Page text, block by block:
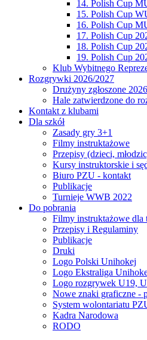
14. Polish Cup
15. Polish Cup
16. Polish Cup
17. Polish Cup
18. Polish Cup
19. Polish Cup
Klub Wybitnego
Rozgrywki 2026/2027
Drużyny zgłoszone
Hale zatwierdzone do
Kontakt z klubami
Dla szkół
Zasady gry 3+1
Filmy instruktażowe
Przepisy (dzieci,
Kursy instruktorskie i
Biuro PZU - kontakt
Publikacje
Turnieje WWB 2022
Do pobrania
Filmy instruktażowe dla
Przepisy i Regulaminy
Publikacje
Druki
Logo Polski Unihokej
Logo Ekstraliga
Logo rozgrywek U19,
Nowe znaki graficzne -
System wolontariatu
Kadra Narodowa
RODO